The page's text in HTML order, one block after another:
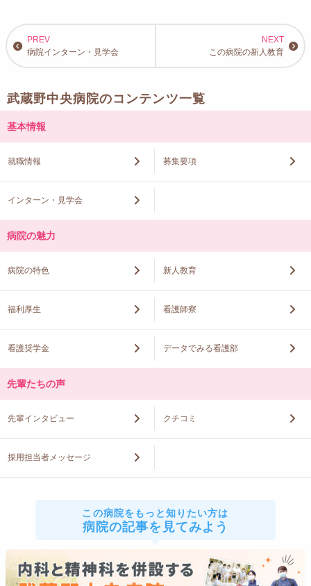
病院インターン・見学会 この病院の新人教育
武蔵野中央病院のコンテンツ一覧
基本情報
就職情報 募集要項
インターン・見学会
病院の魅力
病院の特色 新人教育
福利厚生 看護師寮
看護奨学金 データでみる看護部
先輩たちの声
先輩インタビュー クチコミ
採用担当者メッセージ
この病院をもっと知りたい方は
病院の記事を見てみよう